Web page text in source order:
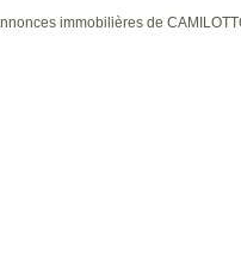
immobilières de